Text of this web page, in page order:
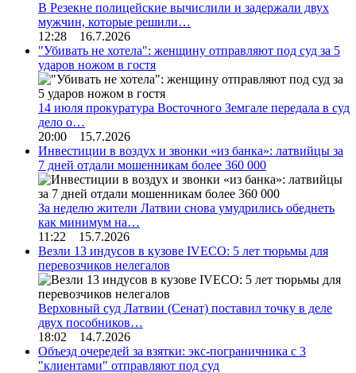
В Резекне полицейские вычислили и задержали двух
мужчин, которые решили…
12:28 16.7.2026
"Убивать не хотела": женщину отправляют под суд за 5
ударов ножом в гостя
14 июля прокуратура Восточного Земгале передала в суд
дело о…
20:00 15.7.2026
Инвестиции в воздух и звонки «из банка»: латвийцы за
7 дней отдали мошенникам более 360 000
За неделю жители Латвии снова умудрились обеднеть
как минимум на…
11:22 15.7.2026
Везли 13 индусов в кузове IVECO: 5 лет тюрьмы для
перевозчиков нелегалов
Верховный суд Латвии (Сенат) поставил точку в деле
двух пособников…
18:02 14.7.2026
Объезд очередей за взятки: экс-пограничника с 3
"клиентами" отправляют под суд